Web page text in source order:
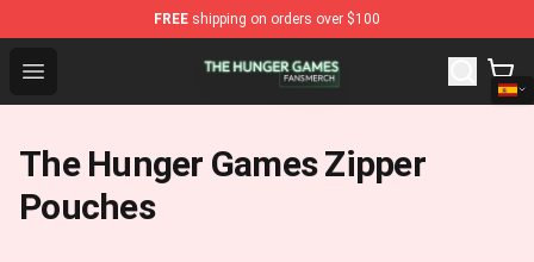
FREE shipping on orders over $100
Open menu
The Hunger Games Shop - Official The Hunger Games
The Hunger Games Zipper
Pouches